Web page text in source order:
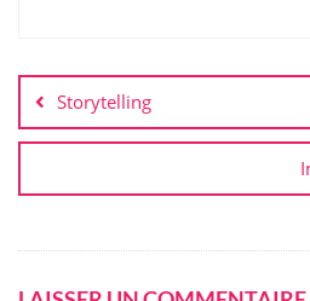
de
l’article
Storytelling